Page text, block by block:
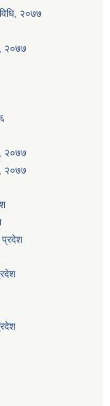
२०७७
२०७७
२०७७
२०७७
प्रदेश